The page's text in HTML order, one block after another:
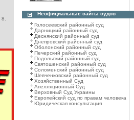
8
Неофициальные сайты судов
Голосеевский районный cуд
Дарницкий районный cуд
Деснянский районный cуд
Днепровский районный cуд
Оболонский районный суд
Печерский районный cуд
Подольский районный cуд
Святошенский районный cуд
Соломенский районный cуд
Шевченковский районный cуд
Хозяйственный Суд
Апелляционный Суд
Верховный Суд Украины
Европейский суд по правам человека
Юридическая консультация